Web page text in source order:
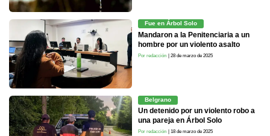
Fue en Árbol Solo
Mandaron a la Penitenciaria a un
hombre por un violento asalto
Por redacción | 28 de marzo de 2025
Belgrano
Un detenido por un violento robo a
una pareja en Árbol Solo
Por redacción | 18 de marzo de 2025